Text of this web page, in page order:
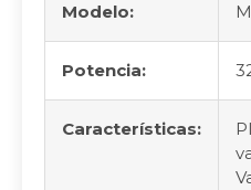
Modelo:
Potencia:
Características: